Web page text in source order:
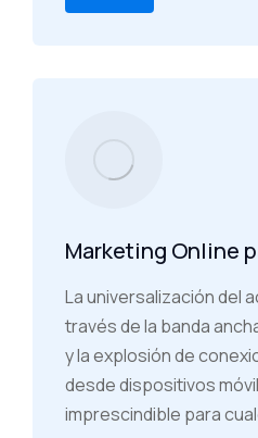
Marketing Online
La universalización del
través de la banda
y la explosión de
desde dispositivos
imprescindible para